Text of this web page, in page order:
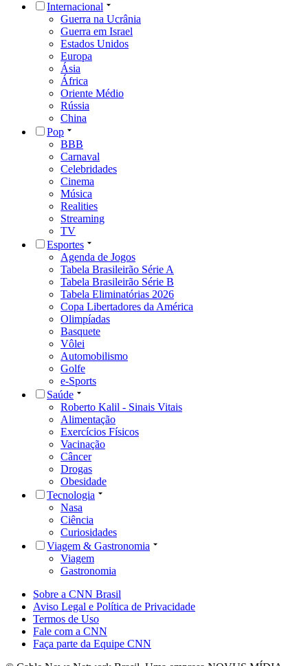
Internacional
Guerra na Ucrânia
Guerra em Israel
Estados Unidos
Europa
Ásia
África
Oriente Médio
Rússia
China
Pop
BBB
Carnaval
Celebridades
Cinema
Música
Realities
Streaming
TV
Esportes
Agenda de Jogos
Tabela Brasileirão Série A
Tabela Brasileirão Série B
Tabela Eliminatórias 2026
Copa Libertadores da América
Olimpíadas
Basquete
Vôlei
Automobilismo
Golfe
e-Sports
Saúde
Roberto Kalil - Sinais Vitais
Alimentação
Exercícios Físicos
Vacinação
Câncer
Drogas
Obesidade
Tecnologia
Nasa
Ciência
Curiosidades
Viagem & Gastronomia
Viagem
Gastronomia
Sobre a CNN Brasil
Aviso Legal e Política de Privacidade
Termos de Uso
Fale com a CNN
Faça parte da Equipe CNN